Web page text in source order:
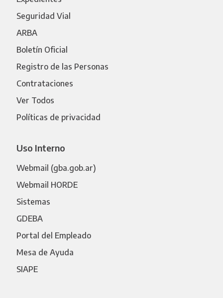
Seguridad Vial
ARBA
Boletín Oficial
Registro de las Personas
Contrataciones
Ver Todos
Políticas de privacidad
Uso Interno
Webmail (gba.gob.ar)
Webmail HORDE
Sistemas
GDEBA
Portal del Empleado
Mesa de Ayuda
SIAPE